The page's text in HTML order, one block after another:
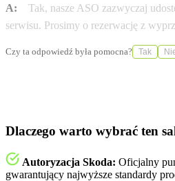
A:
Tak, nasze ASO zazwyczaj
serwisu. Prosimy o rezerwację z
Czy ta odpowiedź była pomocna? Tak
Dlaczego warto wybrać ten
Autoryzacja Skoda: Oficjalny
gwarantujący najwyższe standardy